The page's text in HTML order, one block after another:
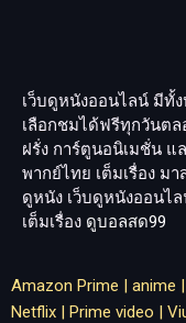
เว็บดูหนังออนไลน์ มีทั้
เลือกชมได้ฟรีทุกวันต
ฝรั่ง การ์ตูนอนิเมชั่น แ
พากย์ไทย เต็มเรื่อง ม
ดูหนัง เว็บดูหนังออนไ
เต็มเรื่อง ดูบอลสด99
Amazon Prime | anime |
Netflix | Prime video |